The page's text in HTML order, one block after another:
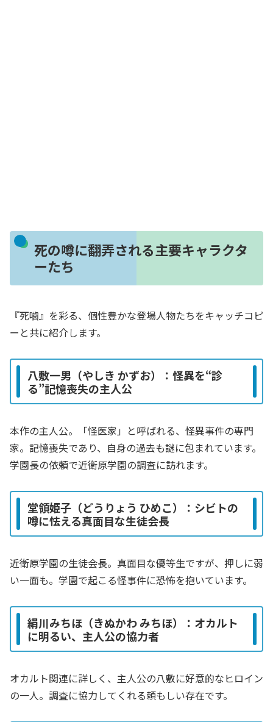
死の噂に翻弄される主要キャラクタ
ーたち
『死噛』を彩る、個性豊かな登場人物たちをキャッチコピ
ーと共に紹介します。
八敷一男（やしき かずお）：怪異を“診
る”記憶喪失の主人公
本作の主人公。「怪医家」と呼ばれる、怪異事件の専門
家。記憶喪失であり、自身の過去も謎に包まれています。
学園長の依頼で近衛原学園の調査に訪れます。
堂領姫子（どうりょう ひめこ）：シビトの
噂に怯える真面目な生徒会長
近衛原学園の生徒会長。真面目な優等生ですが、押しに弱
い一面も。学園で起こる怪事件に恐怖を抱いています。
絹川みちほ（きぬかわ みちほ）：オカルト
に明るい、主人公の協力者
オカルト関連に詳しく、主人公の八敷に好意的なヒロイン
の一人。調査に協力してくれる頼もしい存在です。